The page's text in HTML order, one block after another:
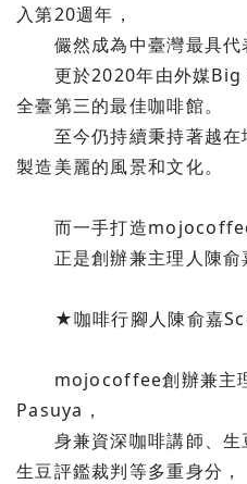
入第20週年，
儼然成為中臺灣最具代
更於2020年由外媒Big
全臺第三的最佳咖啡館。
至今仍持續秉持著越在
製造美麗的風景和文化。
而一手打造mojocoffee
正是創辦兼主理人陳俞
★咖啡行腳人陳俞嘉
mojocoffee創辦兼主
Pasuya，
身兼資深咖啡講師、生
生豆評鑑裁判等多重身分，